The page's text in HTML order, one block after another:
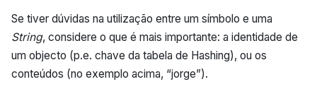
Se tiver dúvidas na utilização entre um símbolo e uma
String, considere o que é mais importante: a identidade de
um objecto (p.e. chave da tabela de Hashing), ou os
conteúdos (no exemplo acima, “jorge”).